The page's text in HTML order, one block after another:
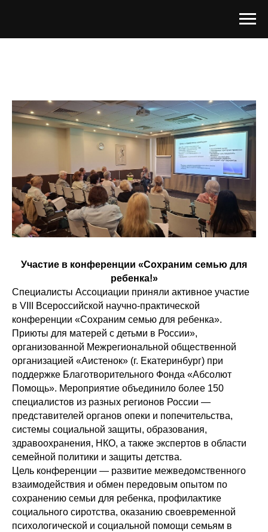
Участие в конференции «Сохраним семью для
ребенка!»
Специалисты Ассоциации приняли активное участие
в VIII Всероссийской научно‑практической
конференции «Сохраним семью для ребенка».
Приюты для матерей с детьми в России»,
организованной Межрегиональной общественной
организацией «Аистенок» (г. Екатеринбург) при
поддержке Благотворительного Фонда «Абсолют
Помощь». Мероприятие объединило более 150
специалистов из разных регионов России —
представителей органов опеки и попечительства,
системы социальной защиты, образования,
здравоохранения, НКО, а также экспертов в области
семейной политики и защиты детства.
Цель конференции — развитие межведомственного
взаимодействия и обмен передовым опытом по
сохранению семьи для ребенка, профилактике
социального сиротства, оказанию своевременной
психологической и социальной помощи семьям в